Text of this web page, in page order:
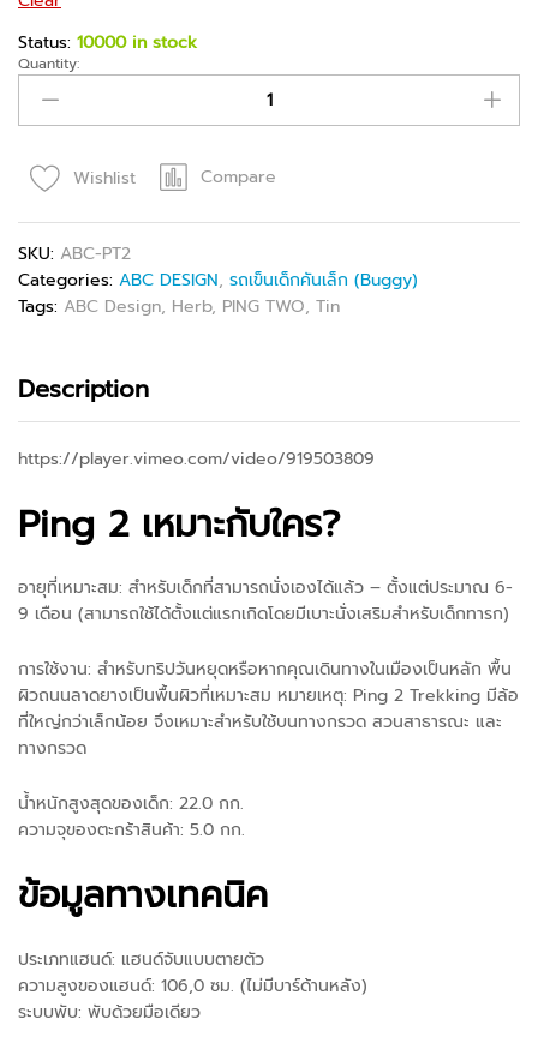
Status: 10000 in stock
Quantity:
Wishlist Compare
SKU: ABC-PT2
Categories: ABC DESIGN, รถเข็นเด็กคันเล็ก (Buggy)
Tags: ABC Design, Herb, PING TWO, Tin
Description
https://player.vimeo.com/video/919503809
Ping 2 เหมาะกับใคร?
อายุที่เหมาะสม: สำหรับเด็กที่สามารถนั่งเองได้แล้ว – ตั้งแต่ประมาณ 6-
9 เดือน (สามารถใช้ได้ตั้งแต่แรกเกิดโดยมีเบาะนั่งเสริมสำหรับเด็กทารก)
การใช้งาน: สำหรับทริปวันหยุดหรือหากคุณเดินทางในเมืองเป็นหลัก พื้น
ผิวถนนลาดยางเป็นพื้นผิวที่เหมาะสม หมายเหตุ: Ping 2 Trekking มีล้อ
ที่ใหญ่กว่าเล็กน้อย จึงเหมาะสำหรับใช้บนทางกรวด สวนสาธารณะ และ
ทางกรวด
น้ำหนักสูงสุดของเด็ก: 22.0 กก.
ความจุของตะกร้าสินค้า: 5.0 กก.
ข้อมูลทางเทคนิค
ประเภทแฮนด์: แฮนด์จับแบบตายตัว
ความสูงของแฮนด์: 106,0 ซม. (ไม่มีบาร์ด้านหลัง)
ระบบพับ: พับด้วยมือเดียว